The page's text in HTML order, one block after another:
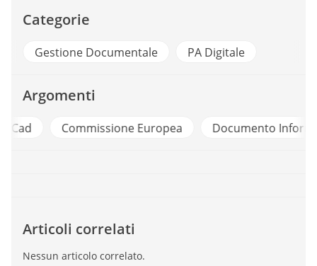
Categorie
Gestione Documentale PA Digitale
Argomenti
Commissione Europea Documento Informatico
Articoli correlati
Nessun articolo correlato.